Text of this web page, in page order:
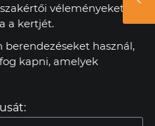
véleményeket.
a kertjét.
berendezéseket használ,
kapni, amelyek